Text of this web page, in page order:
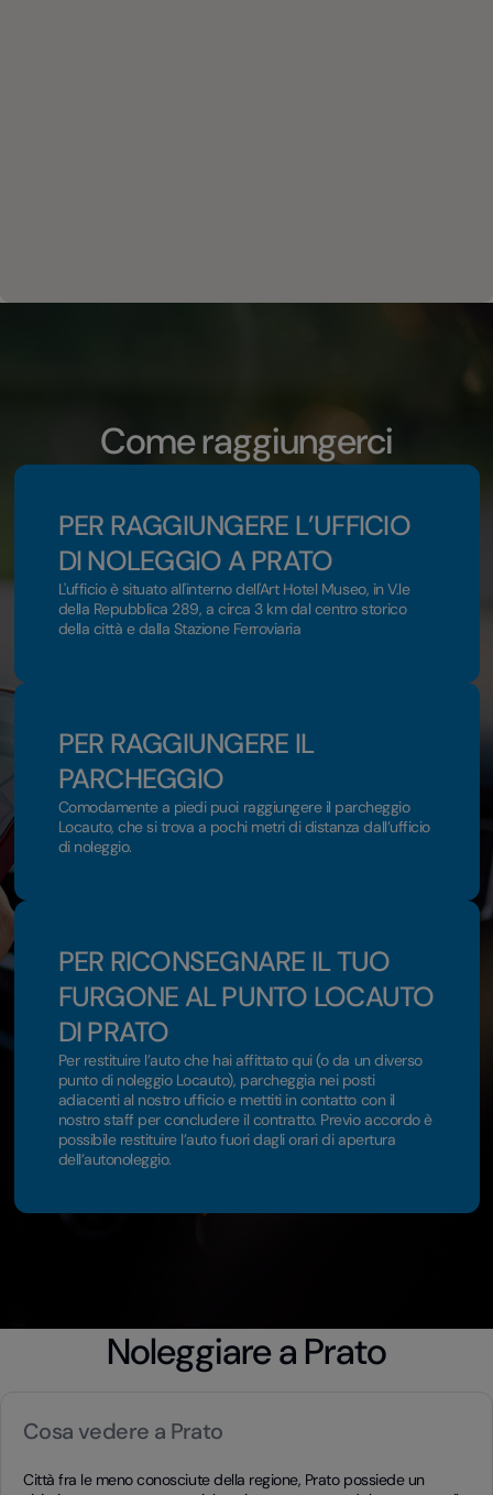
Come raggiungerci
PER RAGGIUNGERE L’UFFICIO
DI NOLEGGIO A PRATO
L'ufficio è situato all'interno dell'Art Hotel Museo, in V.le
della Repubblica 289, a circa 3 km dal centro storico
della città e dalla Stazione Ferroviaria
PER RAGGIUNGERE IL
PARCHEGGIO
Comodamente a piedi puoi raggiungere il parcheggio
Locauto, che si trova a pochi metri di distanza dall’ufficio
di noleggio.
PER RICONSEGNARE IL TUO
FURGONE AL PUNTO LOCAUTO
DI PRATO
Per restituire l’auto che hai affittato qui (o da un diverso
punto di noleggio Locauto), parcheggia nei posti
adiacenti al nostro ufficio e mettiti in contatto con il
nostro staff per concludere il contratto. Previo accordo è
possibile restituire l’auto fuori dagli orari di apertura
dell’autonoleggio.
Noleggiare a Prato
Cosa vedere a Prato
Città fra le meno conosciute della regione, Prato possiede un